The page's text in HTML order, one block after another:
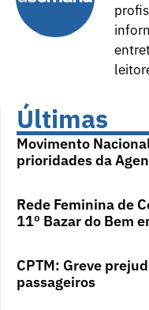
Últimas
Movimento
prioridades da
Rede Feminina de
11º Bazar do Bem
CPTM: Greve
passageiros